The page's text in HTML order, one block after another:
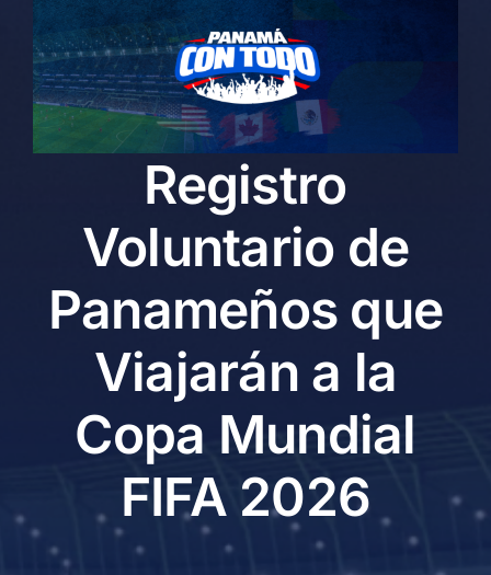
Skip
content
Registro
Voluntario de
Panameños que
Viajarán a la
Copa Mundial
FIFA 2026